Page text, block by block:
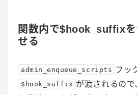
関数内で$hook_suffixを
せる
admin_enqueue_scripts フッ
$hook_suffix が渡されるの